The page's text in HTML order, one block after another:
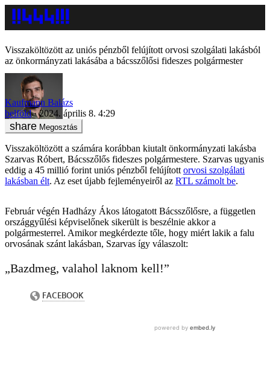
Visszaköltözött az uniós pénzből felújított orvosi szolgálati lakásból
az önkormányzati lakásába a bácsszőlősi fideszes polgármester
Kaufmann Balázs
belföld
2024. április 8. 4:29
Megosztás
Visszaköltözött a számára korábban kiutalt önkormányzati lakásba
Szarvas Róbert, Bácsszőlős fideszes polgármestere. Szarvas ugyanis
eddig a 45 millió forint uniós pénzből felújított orvosi szolgálati
lakásban élt. Az eset újabb fejleményeiről az RTL számolt be.
Február végén Hadházy Ákos látogatott Bácsszőlősre, a független
országgyűlési képviselőnek sikerült is beszélnie akkor a
polgármesterrel. Amikor megkérdezte tőle, hogy miért lakik a falu
orvosának szánt lakásban, Szarvas így válaszolt:
„Bazdmeg, valahol laknom kell!”